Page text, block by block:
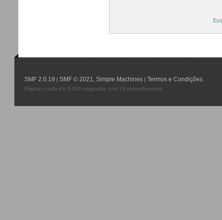
SMF 2.0.19 |SMF © 2021 ,Simple Machines |Termos e Condições
Página criada em 0.039 segundos com 19 procedimentos.